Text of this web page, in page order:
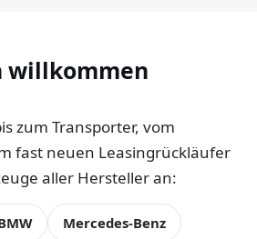
willkommen
zum Transporter, vom
fast neuen Leasingrückläufer
aller Hersteller an:
Mercedes-Benz